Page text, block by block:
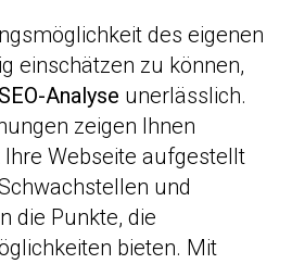
des eigenen
einschätzen zu können,
SEO-Analyse unerlässlich.
zeigen Ihnen
Webseite aufgestellt
und
die Punkte, die
bieten. Mit